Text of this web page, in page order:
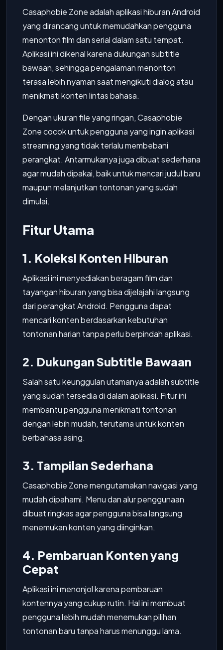
Casaphobie Zone adalah aplikasi hiburan Android
yang dirancang untuk memudahkan pengguna
menonton film dan serial dalam satu tempat.
Aplikasi ini dikenal karena dukungan subtitle
bawaan, sehingga pengalaman menonton
terasa lebih nyaman saat mengikuti dialog atau
menikmati konten lintas bahasa.
Dengan ukuran file yang ringan, Casaphobie
Zone cocok untuk pengguna yang ingin aplikasi
streaming yang tidak terlalu membebani
perangkat. Antarmukanya juga dibuat sederhana
agar mudah dipakai, baik untuk mencari judul baru
maupun melanjutkan tontonan yang sudah
dimulai.
Fitur Utama
1. Koleksi Konten Hiburan
Aplikasi ini menyediakan beragam film dan
tayangan hiburan yang bisa dijelajahi langsung
dari perangkat Android. Pengguna dapat
mencari konten berdasarkan kebutuhan
tontonan harian tanpa perlu berpindah aplikasi.
2. Dukungan Subtitle Bawaan
Salah satu keunggulan utamanya adalah subtitle
yang sudah tersedia di dalam aplikasi. Fitur ini
membantu pengguna menikmati tontonan
dengan lebih mudah, terutama untuk konten
berbahasa asing.
3. Tampilan Sederhana
Casaphobie Zone mengutamakan navigasi yang
mudah dipahami. Menu dan alur penggunaan
dibuat ringkas agar pengguna bisa langsung
menemukan konten yang diinginkan.
4. Pembaruan Konten yang
Cepat
Aplikasi ini menonjol karena pembaruan
kontennya yang cukup rutin. Hal ini membuat
pengguna lebih mudah menemukan pilihan
tontonan baru tanpa harus menunggu lama.